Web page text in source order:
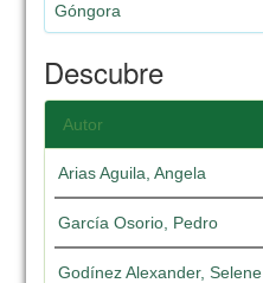
Góngora
Descubre
Autor
Arias Aguila, Angela
García Osorio, Pedro
Godínez Alexander, Selene